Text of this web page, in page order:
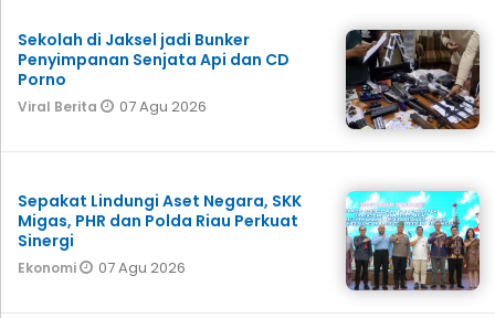
Sekolah di Jaksel jadi Bunker
Penyimpanan Senjata Api dan CD
Porno
Viral Berita 07 Agu 2026
Sepakat Lindungi Aset Negara, SKK
Migas, PHR dan Polda Riau Perkuat
Sinergi
Ekonomi 07 Agu 2026